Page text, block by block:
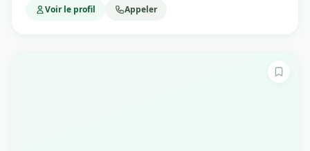
Voir le profil Appeler